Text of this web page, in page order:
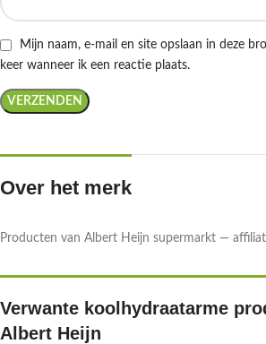
Mijn naam, e-mail en site opslaan in deze
keer wanneer ik een reactie plaats.
Over het merk
Producten van Albert Heijn supermarkt —
Verwante koolhydraatarme
Albert Heijn